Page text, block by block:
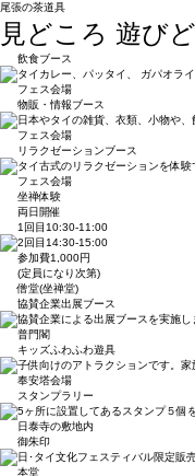
尾張の茶道具
見どころ 遊び
飲食ブース
タイカレー、パッタイ、 ガパオラ
フェス会場
物販・情報ブース
日本やタイの雑貨、衣類、小物や
フェス会場
リラクゼーションブース
タイ古式のリラクゼーションを体
フェス会場
坐禅体験
両日開催
1回目10:30-11:00
2回目14:30-15:00
参加費1,000円
(定員になり次第)
僧堂(坐禅堂)
協賛企業出展ブース
協賛企業による出展ブースを実施し
普門閣
キッズふわふわ遊具
子供向けのアトラクションです。家
奉安塔会場
スタンプラリー
5ヶ所に設置してあるスタンプ５個
日泰寺の敷地内
御朱印
日･タイ文化フェスティバル限定販
本堂